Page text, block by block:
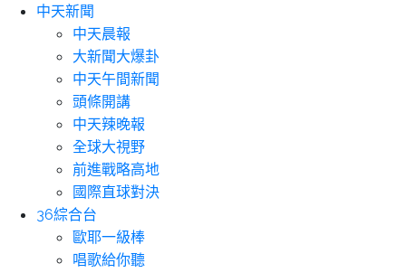
中天新聞
中天晨報
大新聞大爆卦
中天午間新聞
頭條開講
中天辣晚報
全球大視野
前進戰略高地
國際直球對決
36綜合台
歐耶一級棒
唱歌給你聽